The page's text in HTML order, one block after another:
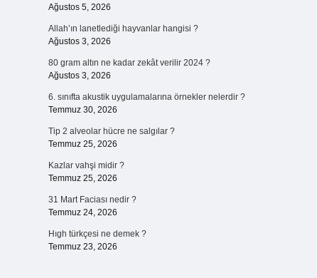
Ağustos 5, 2026
Allah’ın lanetlediği hayvanlar hangisi ?
Ağustos 3, 2026
80 gram altın ne kadar zekât verilir 2024 ?
Ağustos 3, 2026
6. sınıfta akustik uygulamalarına örnekler nelerdir ?
Temmuz 30, 2026
Tip 2 alveolar hücre ne salgılar ?
Temmuz 25, 2026
Kazlar vahşi midir ?
Temmuz 25, 2026
31 Mart Faciası nedir ?
Temmuz 24, 2026
Hıgh türkçesi ne demek ?
Temmuz 23, 2026